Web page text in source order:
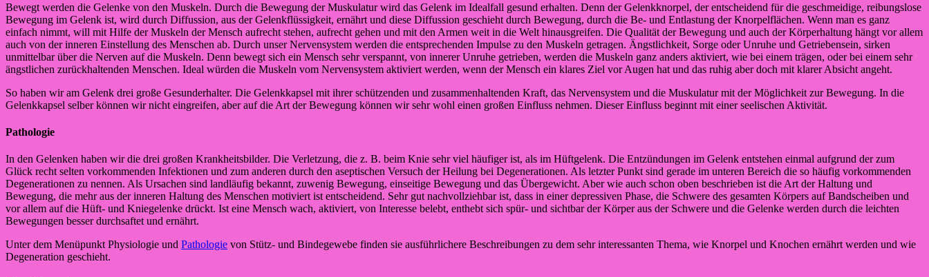
Bewegt werden die Gelenke von den Muskeln. Durch die Bewegung der Muskulatur wird das Gelenk im Idealfall gesund erhalten. Denn der Gelenkknorpel, der entscheidend für die geschmeidige, reibungslose
Bewegung im Gelenk ist, wird durch Diffussion, aus der Gelenkflüssigkeit, ernährt und diese Diffussion geschieht durch Bewegung, durch die Be- und Entlastung der Knorpelflächen. Wenn man es ganz
einfach nimmt, will mit Hilfe der Muskeln der Mensch aufrecht stehen, aufrecht gehen und mit den Armen weit in die Welt hinausgreifen. Die Qualität der Bewegung und auch der Körperhaltung hängt vor allem
auch von der inneren Einstellung des Menschen ab. Durch unser Nervensystem werden die entsprechenden Impulse zu den Muskeln getragen. Ängstlichkeit, Sorge oder Unruhe und Getriebensein, sirken
unmittelbar über die Nerven auf die Muskeln. Denn bewegt sich ein Mensch sehr verspannt, von innerer Unruhe getrieben, werden die Muskeln ganz anders aktiviert, wie bei einem trägen, oder bei einem sehr
ängstlichen zurückhaltenden Menschen. Ideal würden die Muskeln vom Nervensystem aktiviert werden, wenn der Mensch ein klares Ziel vor Augen hat und das ruhig aber doch mit klarer Absicht angeht.
So haben wir am Gelenk drei große Gesunderhalter. Die Gelenkkapsel mit ihrer schützenden und zusammenhaltenden Kraft, das Nervensystem und die Muskulatur mit der Möglichkeit zur Bewegung. In die
Gelenkkapsel selber können wir nicht eingreifen, aber auf die Art der Bewegung können wir sehr wohl einen großen Einfluss nehmen. Dieser Einfluss beginnt mit einer seelischen Aktivität.
Pathologie
In den Gelenken haben wir die drei großen Krankheitsbilder. Die Verletzung, die z. B. beim Knie sehr viel häufiger ist, als im Hüftgelenk. Die Entzündungen im Gelenk entstehen einmal aufgrund der zum
Glück recht selten vorkommenden Infektionen und zum anderen durch den aseptischen Versuch der Heilung bei Degenerationen. Als letzter Punkt sind gerade im unteren Bereich die so häufig vorkommenden
Degenerationen zu nennen. Als Ursachen sind landläufig bekannt, zuwenig Bewegung, einseitige Bewegung und das Übergewicht. Aber wie auch schon oben beschrieben ist die Art der Haltung und
Bewegung, die mehr aus der inneren Haltung des Menschen motiviert ist entscheidend. Sehr gut nachvollziehbar ist, dass in einer depressiven Phase, die Schwere des gesamten Körpers auf Bandscheiben und
vor allem auf die Hüft- und Kniegelenke drückt. Ist eine Mensch wach, aktiviert, von Interesse belebt, enthebt sich spür- und sichtbar der Körper aus der Schwere und die Gelenke werden durch die leichten
Bewegungen besser durchsaftet und ernährt.
Unter dem Menüpunkt Physiologie und Pathologie von Stütz- und Bindegewebe finden sie ausführlichere Beschreibungen zu dem sehr interessanten Thema, wie Knorpel und Knochen ernährt werden und wie
Degeneration geschieht.